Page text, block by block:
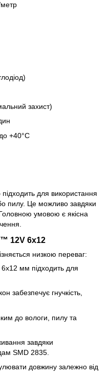
захист)
+40°С
для використання
пилу. Це можливо завдяки
умовою є якісна
12V 6x12
низкою переваг:
6x12 мм підходить для
забезпечує гнучкість,
до вологи, пилу та
завдяки
SMD 2835.
довжину залежно від